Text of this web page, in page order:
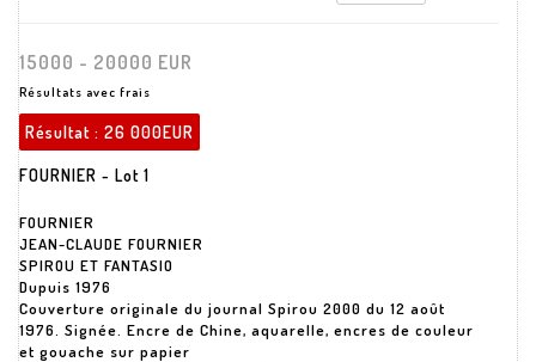
15000 - 20000 EUR
Résultats avec frais
Résultat : 26 000EUR
FOURNIER - Lot 1
FOURNIER
JEAN-CLAUDE FOURNIER
SPIROU ET FANTASIO
Dupuis 1976
Couverture originale du journal Spirou 2000 du 12 août
1976. Signée. Encre de Chine, aquarelle, encres de couleur
et gouache sur papier